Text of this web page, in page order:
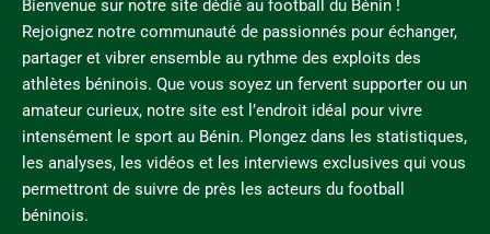
Bienvenue sur notre site dédié au football du Bénin !
Rejoignez notre communauté de passionnés pour échanger,
partager et vibrer ensemble au rythme des exploits des
athlètes béninois. Que vous soyez un fervent supporter ou un
amateur curieux, notre site est l’endroit idéal pour vivre
intensément le sport au Bénin. Plongez dans les statistiques,
les analyses, les vidéos et les interviews exclusives qui vous
permettront de suivre de près les acteurs du football
béninois.